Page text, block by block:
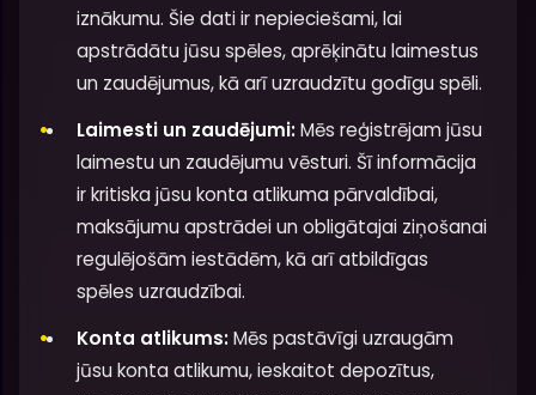
iznākumu. Šie dati ir nepieciešami, lai
apstrādātu jūsu spēles, aprēķinātu laimestus
un zaudējumus, kā arī uzraudzītu godīgu spēli.
Laimesti un zaudējumi:Mēs reģistrējam jūsu
laimestu un zaudējumu vēsturi. Šī informācija
ir kritiska jūsu konta atlikuma pārvaldībai,
maksājumu apstrādei un obligātajai ziņošanai
regulējošām iestādēm, kā arī atbildīgas
spēles uzraudzībai.
Konta atlikums:Mēs pastāvīgi uzraugām
jūsu konta atlikumu, ieskaitot depozītus,